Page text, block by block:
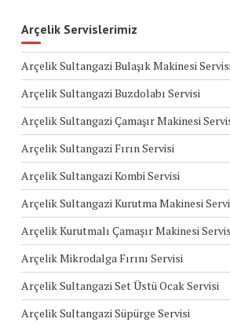
Arçelik Servislerimiz
Arçelik Sultangazi Bulaşık Makinesi
Arçelik Sultangazi Buzdolabı Servisi
Arçelik Sultangazi Çamaşır Makinesi
Arçelik Sultangazi Fırın Servisi
Arçelik Sultangazi Kombi Servisi
Arçelik Sultangazi Kurutma Makinesi
Arçelik Kurutmalı Çamaşır Makinesi
Arçelik Mikrodalga Fırını Servisi
Arçelik Sultangazi Set Üstü Ocak Servisi
Arçelik Sultangazi Süpürge Servisi